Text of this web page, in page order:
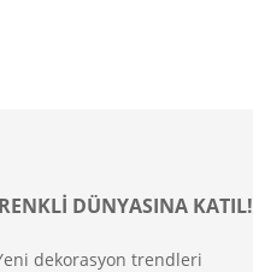
DÜNYASINA KATIL!
dekorasyon trendleri